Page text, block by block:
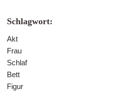
Schlagwort:
Akt
Frau
Schlaf
Bett
Figur